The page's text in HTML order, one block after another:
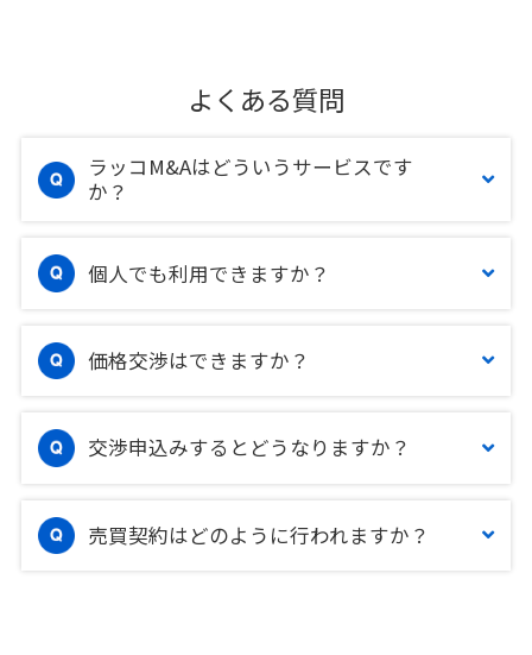
よくある質問
ラッコM&Aはどういうサービスです
か？
個人でも利用できますか？
価格交渉はできますか？
交渉申込みするとどうなりますか？
売買契約はどのように行われますか？